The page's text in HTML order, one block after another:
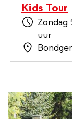
Kids Tour
Zondag
uur